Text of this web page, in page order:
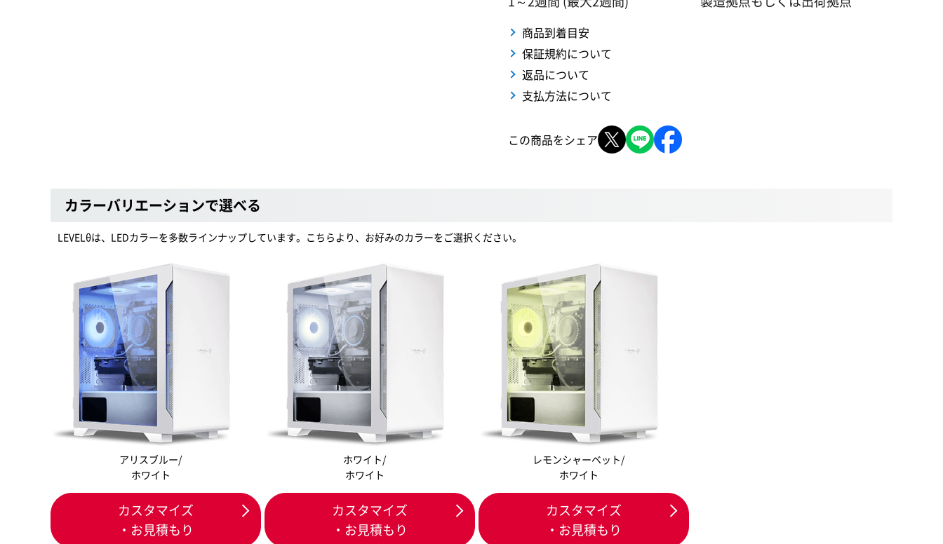
商品到着目安
保証規約について
返品について
支払方法について
この商品をシェア
カラーバリエーションで選べる
LEVELθは、LEDカラーを多数ラインナップしています。こちらより、お好みのカラーをご選択ください。
アリスブルー/
ホワイト
カスタマイズ
・お見積もり
ホワイト/
ホワイト
カスタマイズ
・お見積もり
レモンシャーベット/
ホワイト
カスタマイズ
・お見積もり